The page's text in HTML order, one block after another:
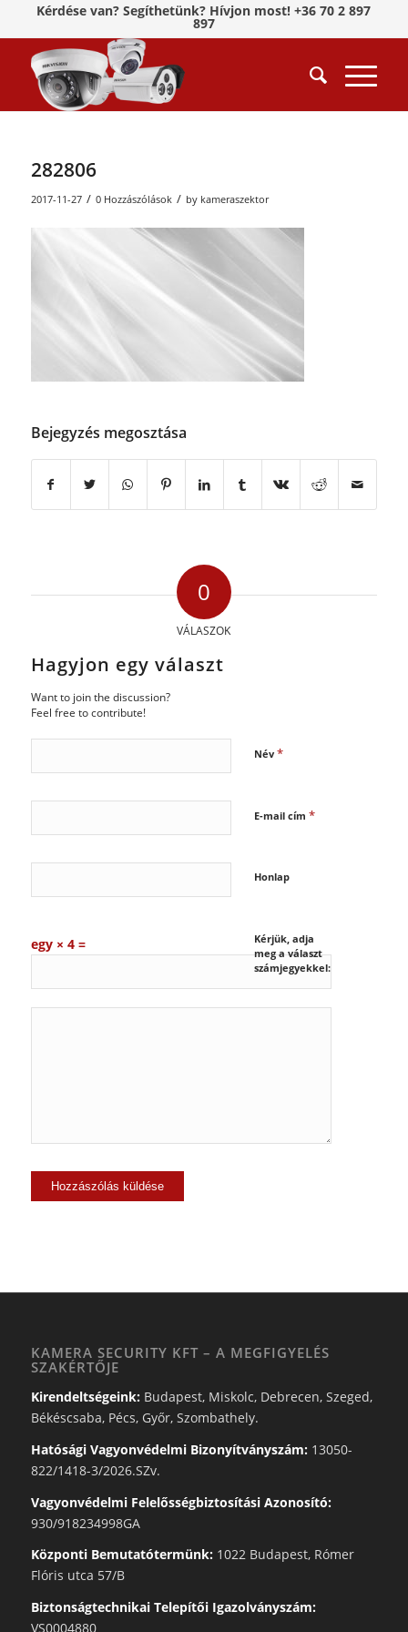
Kérdése van? Segíthetünk? Hívjon most! +36 70 2 897
897
282806
2017-11-27 / 0 Hozzászólások / by kameraszektor
Bejegyzés megosztása
0
VÁLASZOK
Hagyjon egy választ
Want to join the discussion?
Feel free to contribute!
Név *
E-mail cím *
Honlap
Kérjük, adja
meg a választ
számjegyekkel:
egy × 4 =
KAMERA SECURITY KFT – A MEGFIGYELÉS
SZAKÉRTŐJE
Kirendeltségeink:Budapest, Miskolc, Debrecen, Szeged,
Békéscsaba, Pécs, Győr, Szombathely.
Hatósági Vagyonvédelmi Bizonyítványszám:13050-
822/1418-3/2026.SZv.
Vagyonvédelmi Felelősségbiztosítási Azonosító:
930/918234998GA
Központi Bemutatótermünk:1022 Budapest, Rómer
Flóris utca 57/B
Biztonságtechnikai Telepítői Igazolványszám:
VS0004880